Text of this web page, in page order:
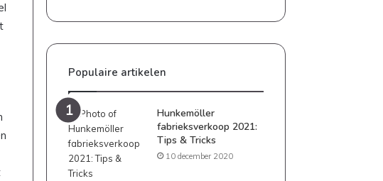
Populaire artikelen
Hunkemöller
fabrieksverkoop 2021:
Tips & Tricks
10 december 2020